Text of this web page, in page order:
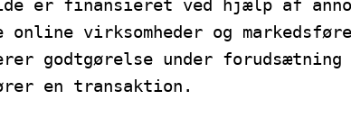
er finansieret ved hjælp af
online virksomheder og
godtgørelse under
en transaktion.